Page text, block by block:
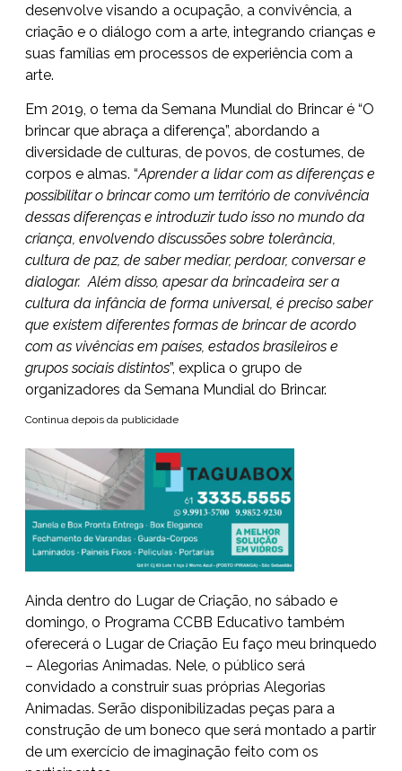
desenvolve visando a ocupação, a convivência, a
criação e o diálogo com a arte, integrando crianças e
suas famílias em processos de experiência com a
arte.
Em 2019, o tema da Semana Mundial do Brincar é “O
brincar que abraça a diferença”, abordando a
diversidade de culturas, de povos, de costumes, de
corpos e almas. “Aprender a lidar com as diferenças e
possibilitar o brincar como um território de convivência
dessas diferenças e introduzir tudo isso no mundo da
criança, envolvendo discussões sobre tolerância,
cultura de paz, de saber mediar, perdoar, conversar e
dialogar. Além disso, apesar da brincadeira ser a
cultura da infância de forma universal, é preciso saber
que existem diferentes formas de brincar de acordo
com as vivências em países, estados brasileiros e
grupos sociais distintos”, explica o grupo de
organizadores da Semana Mundial do Brincar.
Continua depois da publicidade
Ainda dentro do Lugar de Criação, no sábado e
domingo, o Programa CCBB Educativo também
oferecerá o Lugar de Criação Eu faço meu brinquedo
– Alegorias Animadas. Nele, o público será
convidado a construir suas próprias Alegorias
Animadas. Serão disponibilizadas peças para a
construção de um boneco que será montado a partir
de um exercício de imaginação feito com os